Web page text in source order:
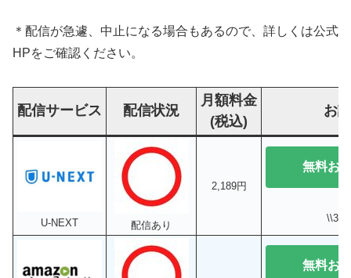
＊配信が急遽、中止になる場合もあるので、詳しくは公式
HPをご確認ください。
配信サービス 配信状況
月額料金
(税込)
お
U-NEXT 配信あり
2,189円
無料お
\\31
無料お